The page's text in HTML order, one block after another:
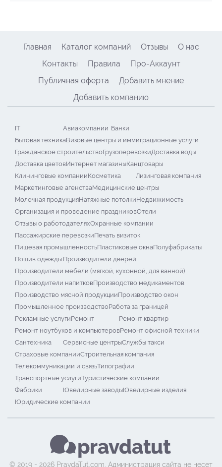
Главная Каталог компаний Отзывы
О нас
Контакты
Правила
Про-Аккаунт
Публичная оферта
Добавить мнение
Добавить компанию
IT Авиакомпании Банки
Бытовая техникаВизовые центры и иммиграционные услуги
Гражданское строительствоГрузоперевозкиДоставка воды
Доставка цветовИнтернет магазиныКанцтовары
Клининговые компанииКосметика
Лизинговая компания
Маркетинговые агенстваМедицинские центры
Молочная продукцияНатяжные потолкиНедвижимость
Организация и проведение праздниковОтели
Отзывы о работодателяхОхранные компании
Пассажирские перевозкиПечать визиток
Пищевая промышленностьПластиковые окнаПолуфабрикаты
Пошив одежды Производители дверей
Производители мебели (мягкой, кухонной, для ванной)
Производители напитковПроизводство медикаментов
Производство мясной продукцииПроизводство окон
Промышленное производствоРабота за границей
Рекламные услугиРемонт
Ремонт квартир
Ремонт ноутбуков и компьютеровРемонт офисной техники
Сантехника
Сервисные центрыСлужбы такси
Страховые компанииСтроительная компания
Телекоммуникации и связьТипографии
Транспортные услугиТуристические компании
Фабрики
Ювелирные заводыЮвелирные изделия
Юридические компании
© 2019 - 2026 PravdaTut.com. Администрация сайта не несет